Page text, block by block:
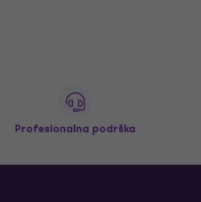
Profesionalna podrška